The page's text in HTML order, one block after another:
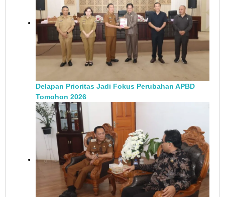
Delapan Prioritas Jadi Fokus Perubahan APBD
Tomohon 2026